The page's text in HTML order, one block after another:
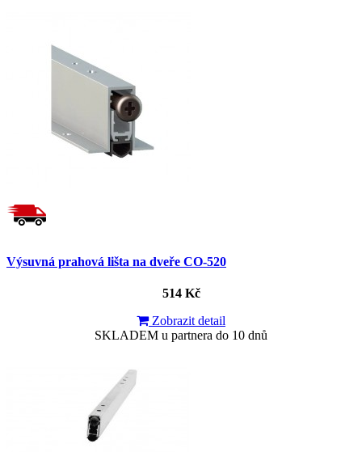
Výsuvná prahová lišta na dveře CO-520
514 Kč
Zobrazit detail
SKLADEM u partnera do 10 dnů